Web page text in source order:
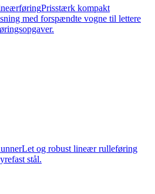
Prisstærk kompakt
med forspændte vogne til lettere
Let og robust lineær rulleføring
stål.